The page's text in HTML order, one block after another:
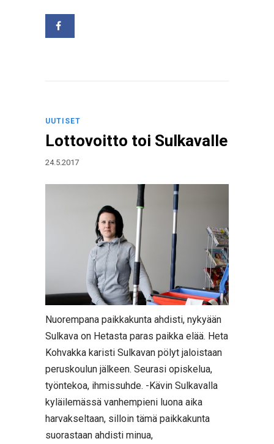
UUTISET
Lottovoitto toi Sulkavalle
24.5.2017
Nuorempana paikkakunta ahdisti, nykyään
Sulkava on Hetasta paras paikka elää. Heta
Kohvakka karisti Sulkavan pölyt jaloistaan
peruskoulun jälkeen. Seurasi opiskelua,
työntekoa, ihmissuhde. -Kävin Sulkavalla
kyläilemässä vanhempieni luona aika
harvakseltaan, silloin tämä paikkakunta
suorastaan ahdisti minua,